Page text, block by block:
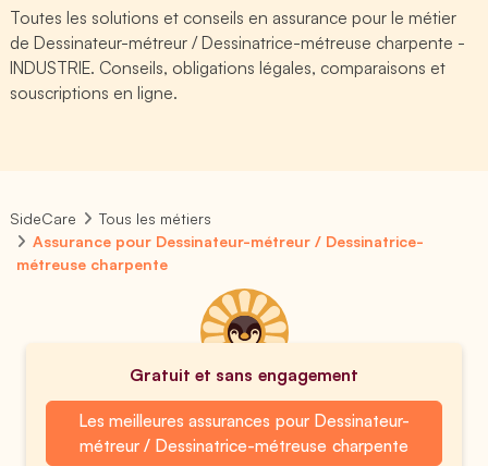
Toutes les solutions et conseils en assurance pour le métier
de Dessinateur-métreur / Dessinatrice-métreuse charpente -
INDUSTRIE. Conseils, obligations légales, comparaisons et
souscriptions en ligne.
SideCare
Tous les métiers
Assurance pour Dessinateur-métreur / Dessinatrice-
métreuse charpente
Gratuit et sans engagement
Les meilleures assurances pour Dessinateur-
métreur / Dessinatrice-métreuse charpente